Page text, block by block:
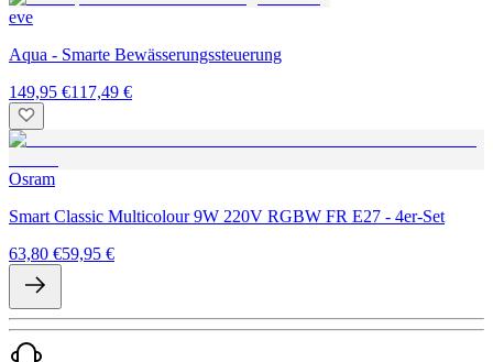
eve
Aqua - Smarte Bewässerungssteuerung
149,95 €117,49 €
Osram
Smart Classic Multicolour 9W 220V RGBW FR E27 - 4er-Set
63,80 €59,95 €